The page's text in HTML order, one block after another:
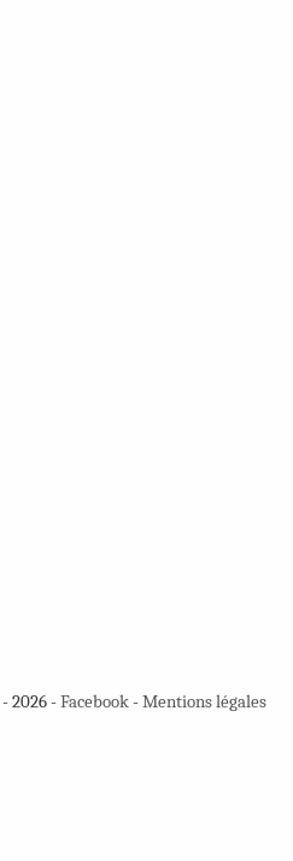
2026 -Facebook-Mentions légales